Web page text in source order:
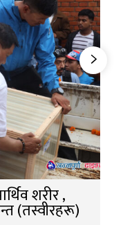
शरीर ,
(तस्वीरहरू)